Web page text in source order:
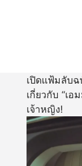
เปิดแฟ้มลับ
เกี่ยวกับ “เ
เจ้าหญิง!